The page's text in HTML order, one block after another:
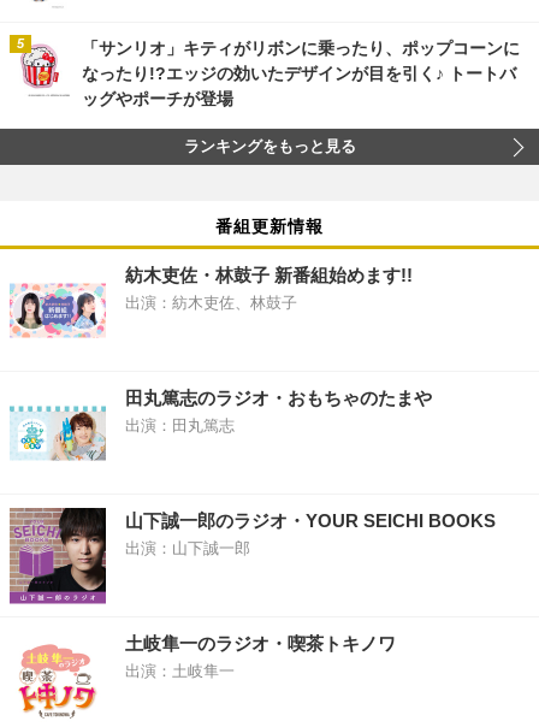
「サンリオ」キティがリボンに乗ったり、ポップコーンに
なったり!?エッジの効いたデザインが目を引く♪ トートバ
ッグやポーチが登場
ランキングをもっと見る
番組更新情報
紡木吏佐・林鼓子 新番組始めます!!
出演：紡木吏佐、林鼓子
田丸篤志のラジオ・おもちゃのたまや
出演：田丸篤志
山下誠一郎のラジオ・YOUR SEICHI BOOKS
出演：山下誠一郎
土岐隼一のラジオ・喫茶トキノワ
出演：土岐隼一